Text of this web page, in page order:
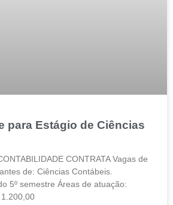
para Estágio de Ciências
CONTRATA Vagas de
de: Ciências Contábeis.
5º semestre Áreas de atuação: